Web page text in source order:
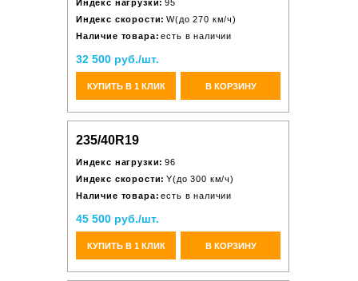
Индекс нагрузки: 95
Индекс скорости: W(до 270 км/ч)
Наличие товара: есть в наличии
32 500 руб./шт.
КУПИТЬ В 1 КЛИК В КОРЗИНУ
235/40R19
Индекс нагрузки: 96
Индекс скорости: Y(до 300 км/ч)
Наличие товара: есть в наличии
45 500 руб./шт.
КУПИТЬ В 1 КЛИК В КОРЗИНУ